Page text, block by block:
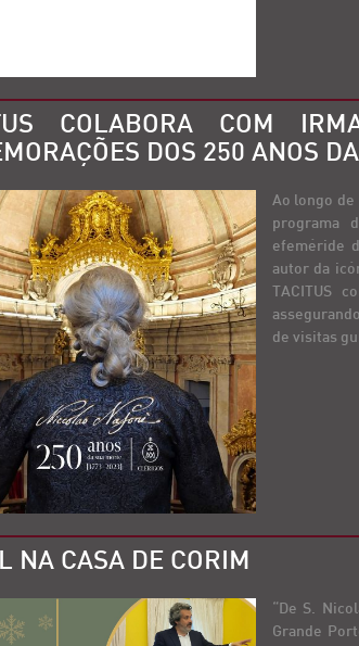
COLABORA COM
DOS 250 ANOS
Ao longo de
programa
efeméride
autor da
TACITUS
de visitas
NA CASA DE CORIM
“De S.
Grande